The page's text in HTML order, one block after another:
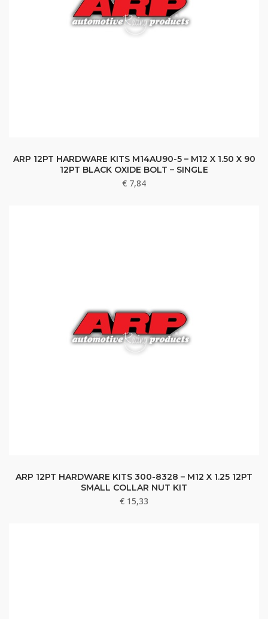
ARP 12PT HARDWARE KITS M14AU90-5 – M12 X 1.50 X 90
12PT BLACK OXIDE BOLT – SINGLE
€ 7,84
ARP 12PT HARDWARE KITS 300-8328 – M12 X 1.25 12PT
SMALL COLLAR NUT KIT
€ 15,33